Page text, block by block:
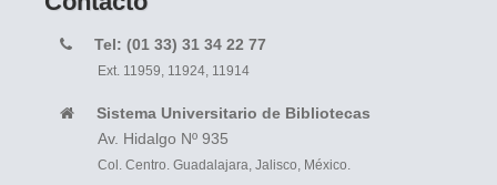
Tel: (01 33) 31 34 22 77
Ext. 11959, 11924, 11914
Sistema Universitario de Bibliotecas
Av. Hidalgo Nº 935
Col. Centro. Guadalajara, Jalisco, México.